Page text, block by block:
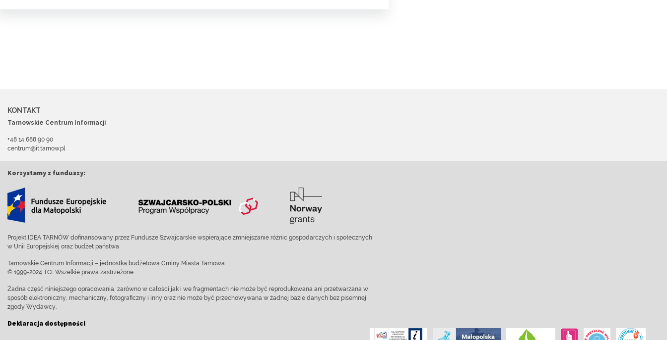
KONTAKT
Tarnowskie Centrum Informacji
+48 14 688 90 90
centrum@it.tarnow.pl
Korzystamy z funduszy:
Projekt IDEA TARNÓW dofinansowany przez Fundusze Szwajcarskie wspierające zmniejszanie różnic gospodarczych i społecznych
w Unii Europejskiej oraz budżet państwa
Tarnowskie Centrum Informacji – jednostka budżetowa Gminy Miasta Tarnowa
© 1999-2024 TCI. Wszelkie prawa zastrzeżone.
Żadna część niniejszego opracowania, zarówno w całości jak i we fragmentach nie może być reprodukowana ani przetwarzana w
sposób elektroniczny, mechaniczny, fotograficzny i inny oraz nie może być przechowywana w żadnej bazie danych bez pisemnej
zgody Wydawcy.
Deklaracja dostępności